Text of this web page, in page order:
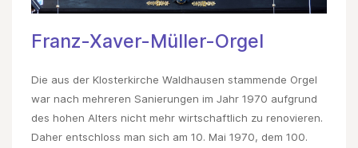
Franz-Xaver-Müller-Orgel
Die aus der Klosterkirche Waldhausen stammende Orgel
war nach mehreren Sanierungen im Jahr 1970 aufgrund
des hohen Alters nicht mehr wirtschaftlich zu renovieren.
Daher entschloss man sich am 10. Mai 1970, dem 100.